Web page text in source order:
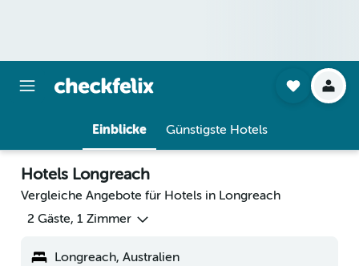
Einblicke Günstigste Hotels
Hotels Longreach
Vergleiche Angebote für Hotels in Longreach
2 Gäste, 1 Zimmer
Longreach, Australien